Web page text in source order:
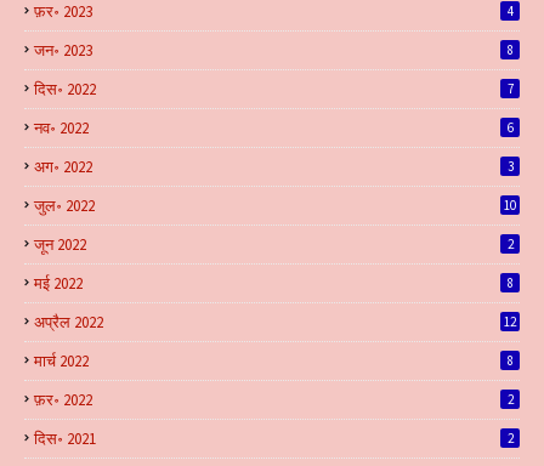
फ़र॰ 2023 4
जन॰ 2023 8
दिस॰ 2022 7
नव॰ 2022 6
अग॰ 2022 3
जुल॰ 2022 10
जून 2022 2
मई 2022 8
अप्रैल 2022 12
मार्च 2022 8
फ़र॰ 2022 2
दिस॰ 2021 2